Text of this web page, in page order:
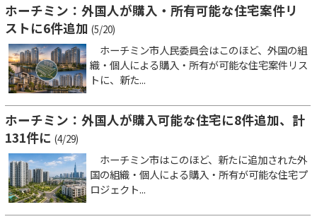
ホーチミン：外国人が購入・所有可能な住宅案件リ
ストに6件追加 (5/20)
ホーチミン市人民委員会はこのほど、外国の組
織・個人による購入・所有が可能な住宅案件リス
トに、新た...
ホーチミン：外国人が購入可能な住宅に8件追加、計
131件に (4/29)
ホーチミン市はこのほど、新たに追加された外
国の組織・個人による購入・所有が可能な住宅プ
ロジェクト...